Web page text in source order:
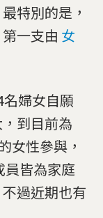
特別的是，
一支由 女
婦女自願
到目前為
女性參與，
員皆為家庭
過近期也有